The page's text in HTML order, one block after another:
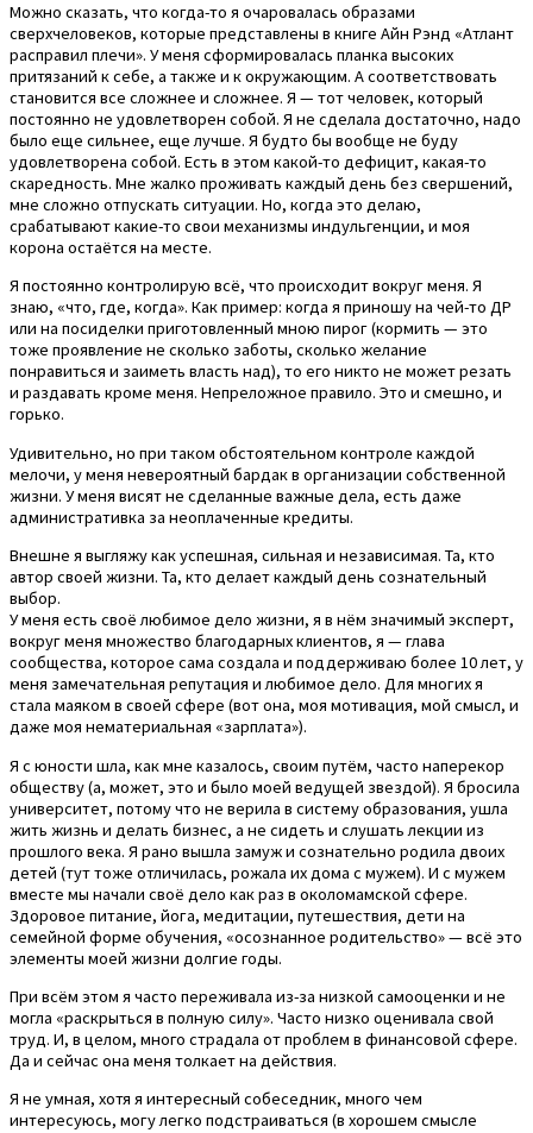
Можно сказать, что когда-то я очаровалась образами
сверхчеловеков, которые представлены в книге Айн Рэнд «Атлант
расправил плечи». У меня сформировалась планка высоких
притязаний к себе, а также и к окружающим. А соответствовать
становится все сложнее и сложнее. Я — тот человек, который
постоянно не удовлетворен собой. Я не сделала достаточно, надо
было еще сильнее, еще лучше. Я будто бы вообще не буду
удовлетворена собой. Есть в этом какой-то дефицит, какая-то
скаредность. Мне жалко проживать каждый день без свершений,
мне сложно отпускать ситуации. Но, когда это делаю,
срабатывают какие-то свои механизмы индульгенции, и моя
корона остаётся на месте.
Я постоянно контролирую всё, что происходит вокруг меня. Я
знаю, «что, где, когда». Как пример: когда я приношу на чей-то ДР
или на посиделки приготовленный мною пирог (кормить — это
тоже проявление не сколько заботы, сколько желание
понравиться и заиметь власть над), то его никто не может резать
и раздавать кроме меня. Непреложное правило. Это и смешно, и
горько.
Удивительно, но при таком обстоятельном контроле каждой
мелочи, у меня невероятный бардак в организации собственной
жизни. У меня висят не сделанные важные дела, есть даже
административка за неоплаченные кредиты.
Внешне я выгляжу как успешная, сильная и независимая. Та, кто
автор своей жизни. Та, кто делает каждый день сознательный
выбор.
У меня есть своё любимое дело жизни, я в нём значимый эксперт,
вокруг меня множество благодарных клиентов, я — глава
сообщества, которое сама создала и поддерживаю более 10 лет, у
меня замечательная репутация и любимое дело. Для многих я
стала маяком в своей сфере (вот она, моя мотивация, мой смысл, и
даже моя нематериальная «зарплата»).
Я с юности шла, как мне казалось, своим путём, часто наперекор
обществу (а, может, это и было моей ведущей звездой). Я бросила
университет, потому что не верила в систему образования, ушла
жить жизнь и делать бизнес, а не сидеть и слушать лекции из
прошлого века. Я рано вышла замуж и сознательно родила двоих
детей (тут тоже отличилась, рожала их дома с мужем). И с мужем
вместе мы начали своё дело как раз в околомамской сфере.
Здоровое питание, йога, медитации, путешествия, дети на
семейной форме обучения, «осознанное родительство» — всё это
элементы моей жизни долгие годы.
При всём этом я часто переживала из-за низкой самооценки и не
могла «раскрыться в полную силу». Часто низко оценивала свой
труд. И, в целом, много страдала от проблем в финансовой сфере.
Да и сейчас она меня толкает на действия.
Я не умная, хотя я интересный собеседник, много чем
интересуюсь, могу легко подстраиваться (в хорошем смысле